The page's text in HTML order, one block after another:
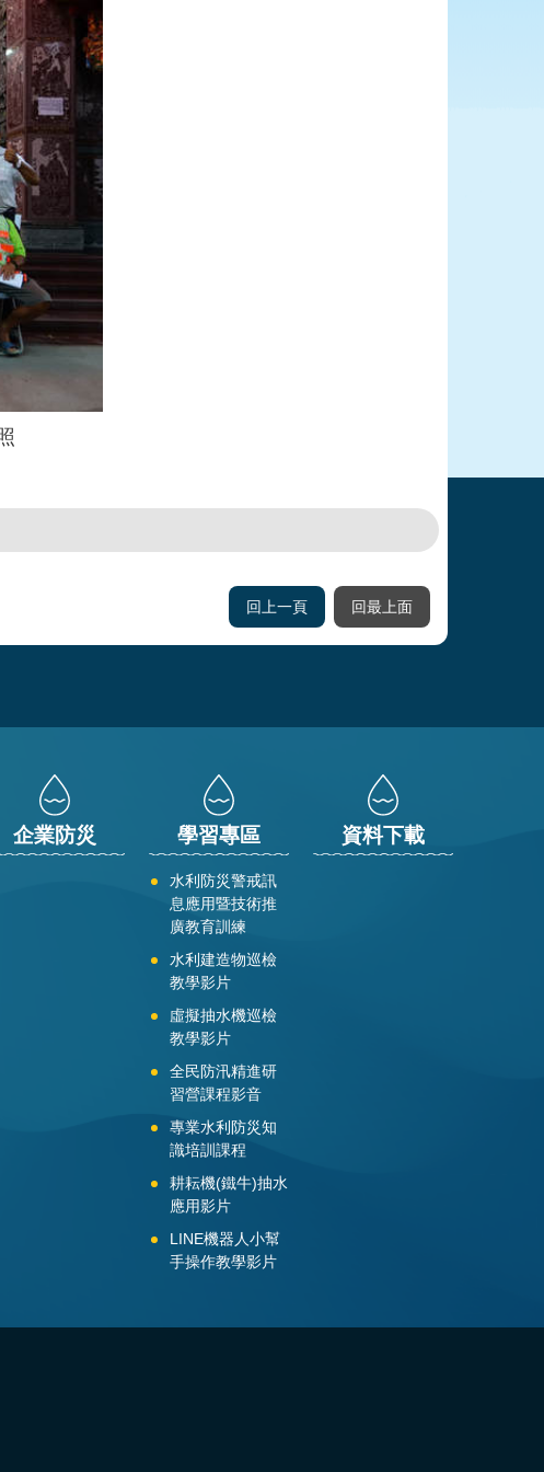
回上一頁 回最上面
企業防災 學習專區
水利防災警戒訊
息應用暨技術推
廣教育訓練
水利建造物巡檢
教學影片
虛擬抽水機巡檢
教學影片
全民防汛精進研
習營課程影音
專業水利防災知
識培訓課程
耕耘機(鐵牛)抽水
應用影片
LINE機器人小幫
手操作教學影片
資料下載